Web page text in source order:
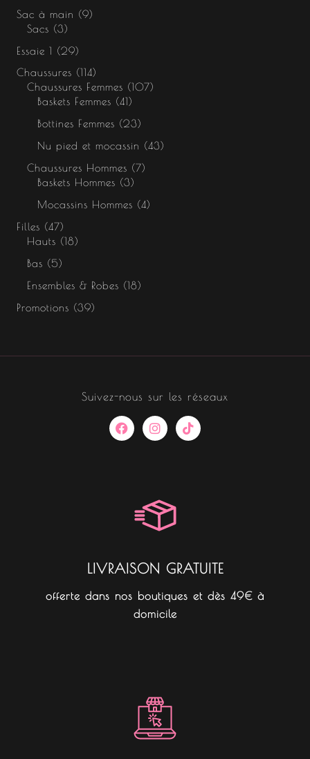
Sac à main
9
Sacs
3
Essaie 1
29
Chaussures
114
Chaussures Femmes
107
Baskets Femmes
41
Bottines Femmes
23
Nu pied et mocassin
43
Chaussures Hommes
7
Baskets Hommes
3
Mocassins Hommes
4
Filles
47
Hauts
18
Bas
5
Ensembles & Robes
18
Promotions
39
Suivez-nous sur les réseaux
F
a
c
I
n
s
a
m
T
i
k
LIVRAISON GRATUITE
offerte dans nos boutiques et dès 49€ à
domicile